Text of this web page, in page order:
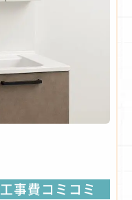
工事費コミコミ